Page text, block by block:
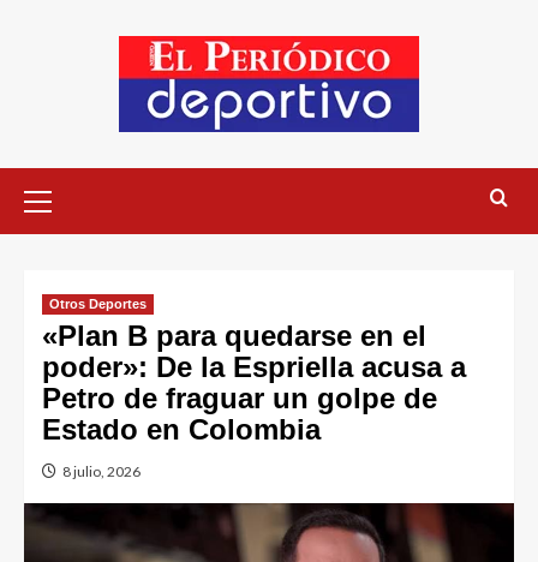
Otros Deportes
«Plan B para quedarse en el
poder»: De la Espriella acusa a
Petro de fraguar un golpe de
Estado en Colombia
8 julio, 2026